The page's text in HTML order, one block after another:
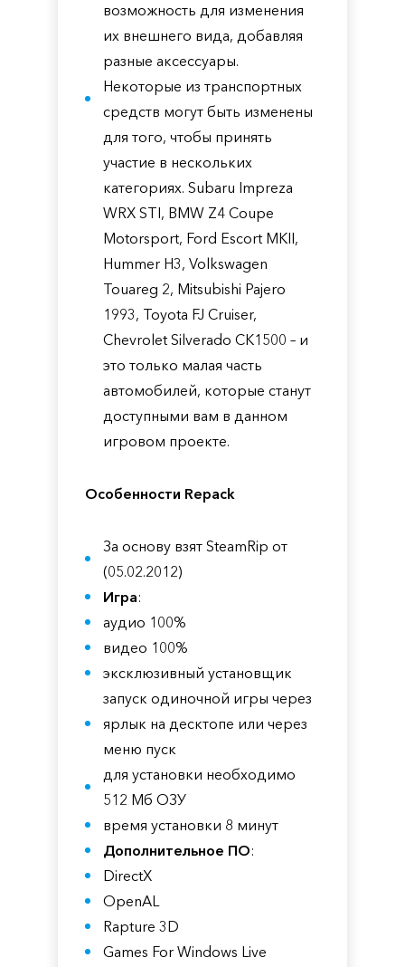
возможность для изменения
их внешнего вида, добавляя
разные аксессуары.
Некоторые из транспортных
средств могут быть изменены
для того, чтобы принять
участие в нескольких
категориях. Subaru Impreza
WRX STI, BMW Z4 Coupe
Motorsport, Ford Escort MKII,
Hummer H3, Volkswagen
Touareg 2, Mitsubishi Pajero
1993, Toyota FJ Cruiser,
Chevrolet Silverado CK1500 – и
это только малая часть
автомобилей, которые станут
доступными вам в данном
игровом проекте.
Особенности Repack
За основу взят SteamRip от
(05.02.2012)
Игра:
аудио 100%
видео 100%
эксклюзивный установщик
запуск одиночной игры через
ярлык на десктопе или через
меню пуск
для установки необходимо
512 Мб ОЗУ
время установки 8 минут
Дополнительное ПО:
DirectX
OpenAL
Rapture 3D
Games For Windows Live